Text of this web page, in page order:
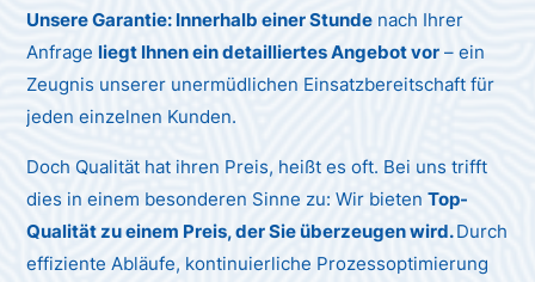
Unsere Garantie: Innerhalb einer Stunde nach Ihrer
Anfrage liegt Ihnen ein detailliertes Angebot vor – ein
Zeugnis unserer unermüdlichen Einsatzbereitschaft für
jeden einzelnen Kunden.
Doch Qualität hat ihren Preis, heißt es oft. Bei uns trifft
dies in einem besonderen Sinne zu: Wir bietenTop-
Qualität zu einem Preis, der Sie überzeugen wird.Durch
effiziente Abläufe, kontinuierliche Prozessoptimierung